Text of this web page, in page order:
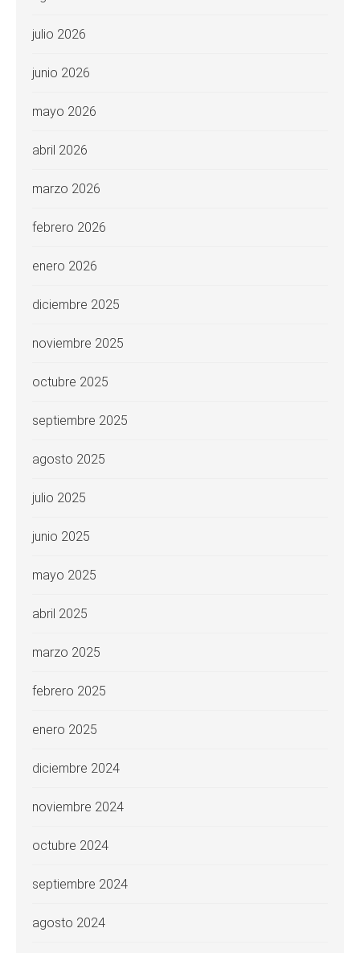
julio 2026
junio 2026
mayo 2026
abril 2026
marzo 2026
febrero 2026
enero 2026
diciembre 2025
noviembre 2025
octubre 2025
septiembre 2025
agosto 2025
julio 2025
junio 2025
mayo 2025
abril 2025
marzo 2025
febrero 2025
enero 2025
diciembre 2024
noviembre 2024
octubre 2024
septiembre 2024
agosto 2024